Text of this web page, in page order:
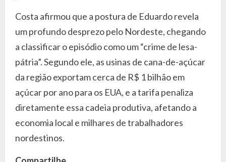
Costa afirmou que a postura de Eduardo revela
um profundo desprezo pelo Nordeste, chegando
a classificar o episódio como um “crime de lesa-
pátria”. Segundo ele, as usinas de cana-de-açúcar
da região exportam cerca de R$ 1 bilhão em
açúcar por ano para os EUA, e a tarifa penaliza
diretamente essa cadeia produtiva, afetando a
economia local e milhares de trabalhadores
nordestinos.